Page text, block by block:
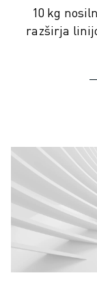
REŠITVE ZA PRENOVO
NAPREDNI MODELI
INDUSTRIJSKI
DODATKI ZA ROBOTE
PROGRAMSKA
PROGRAMSKA
IZDELKI ZA
AVTOMATIZACIJA
ROBOTI ZA
ČLENKASTI ROBOTI
10 kg
razširja